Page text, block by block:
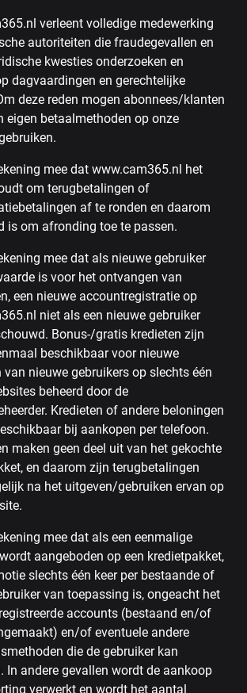
verleent volledige medewerking
autoriteiten die fraudegevallen en
kwesties onderzoeken en
dagvaardingen en gerechtelijke
deze reden mogen abonnees/klanten
eigen betaalmethoden op onze
mee dat www.cam365.nl het
om terugbetalingen of
af te ronden en daarom
is om afronding toe te passen.
mee dat als nieuwe gebruiker
is voor het ontvangen van
een nieuwe accountregistratie op
niet als een nieuwe gebruiker
Bonus-/gratis kredieten zijn
beschikbaar voor nieuwe
van nieuwe gebruikers op slechts één
beheerd door de
Kredieten of andere beloningen
bij aankopen per telefoon.
maken geen deel uit van het gekochte
en daarom zijn terugbetalingen
na het uitgeven/gebruiken ervan op
mee dat als een eenmalige
aangeboden op een kredietpakket,
slechts één keer per bestaande of
van toepassing is, ongeacht het
accounts (bestaand en/of
en/of eventuele andere
die de gebruiker kan
In andere gevallen wordt de aankoop
verwerkt en wordt het aantal